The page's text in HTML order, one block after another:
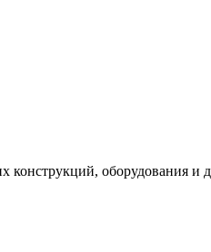
конструкций, оборудования и